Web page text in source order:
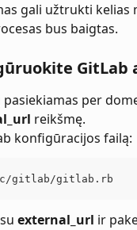
gali užtrukti kelias
bus baigtas.
GitLab
pasiekiamas per
reikšmę.
konfigūracijos failą:
gitlab/gitlab.rb
external_url ir